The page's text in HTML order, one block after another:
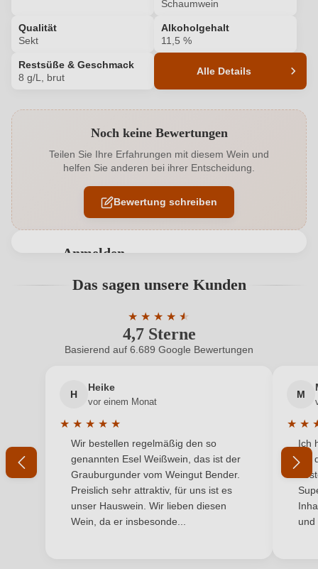
Schaumwein
Qualität
Sekt
Alkoholgehalt
11,5 %
Restsüße & Geschmack
8 g/L, brut
Alle Details
Alkoholgehalt in % 11,5 %
Allergene Enthält Sulfite
Ausbau Flaschengärung
Jahrgang 2022
Land Deutschland
Iphöfer Kalb
Noch keine Bewertungen
Teilen Sie Ihre Erfahrungen mit diesem Wein und
helfen Sie anderen bei ihrer Entscheidung.
Bewertung schreiben
Anmelden
Benutzern abgegeben werden. Bitte loggen Sie sich
Neuer Kunde? Neuer Kunde?
Ihre E-Mail-Adresse
Ihr Passwort
Ich habe mein Passwort vergessen
Das sagen unsere Kunden
4,7 Sterne
★ ★ ★ ★ ★
★
Durchschnittliche Bewertung von 4.7
Basierend auf 6.689 Google Bewertungen
H
Heike
vor einem Monat
★ ★ ★ ★ ★
Durchschnittliche Bewertung von 5 von 5 Sternen
Wir bestellen regelmäßig den so
genannten Esel Weißwein, das ist der
Grauburgunder vom Weingut Bender.
Preislich sehr attraktiv, für uns ist es
unser Hauswein. Wir lieben diesen
Wein, da er insbesonde...
M
★ ★
Ich
mit
und